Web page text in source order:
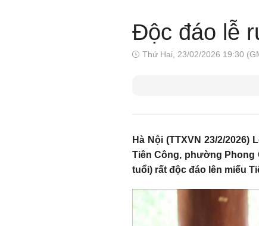
Độc đáo lễ
Thứ Hai, 23/02/2026 19:30
Hà Nội (TTXVN 23/2/
Tiên Công, phường Phong
tuổi) rất độc đáo lên miếu